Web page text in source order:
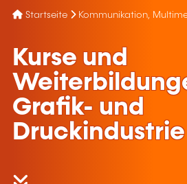
Startseite Kommunikation,
Kurse und
Grafik- und
Druckindustrie